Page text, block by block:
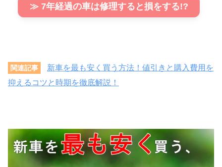
≫ 7年経過の車は修理すると損をする!?
関連記事
新車を最も安く買う方法！値引きと購入費用を
抑えるコツと時期を徹底解説！